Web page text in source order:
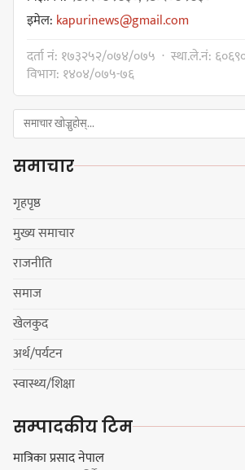
चुल्हो निभ्दा ब्युँझन
चाम्लिङको चेतावनी
इमेल: kapurinews@gmail.com
दर्ता नं: १७३२५२/०७४/०७५ · स्था.ले.नं:
विभाग: १४०४/०७५-७६
समाचार
गृहपृष्ठ
मुख्य समाचार
राजनीति
समाज
खेलकुद
अर्थ/पर्यटन
स्वास्थ्य/शिक्षा
सम्पादकीय टिम
मात्रिका प्रसाद नेपाल